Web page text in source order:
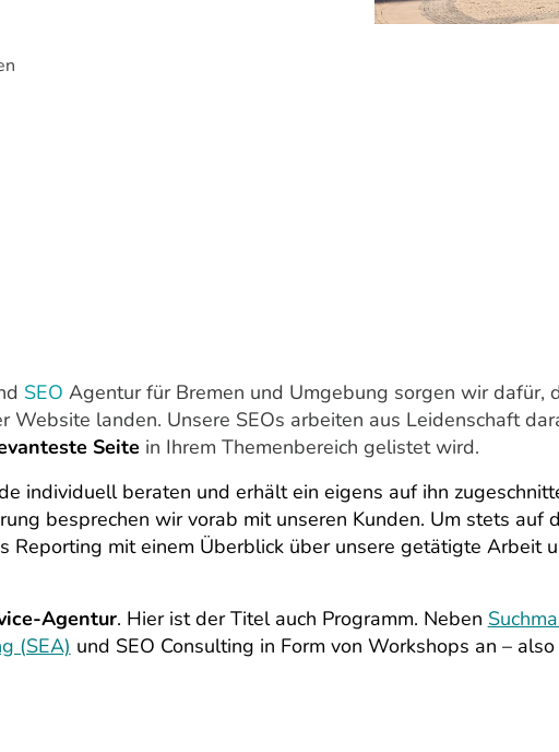
SEO Agentur für Bremen und Umgebung sorgen wir dafür,
Website landen. Unsere SEOs arbeiten aus Leidenschaft
Seite in Ihrem Themenbereich gelistet wird.
individuell beraten und erhält ein eigens auf ihn
besprechen wir vorab mit unseren Kunden. Um stets auf
Reporting mit einem Überblick über unsere getätigte Arbeit
Agentur. Hier ist der Titel auch Programm. Neben
(SEA) und SEO Consulting in Form von Workshops an –